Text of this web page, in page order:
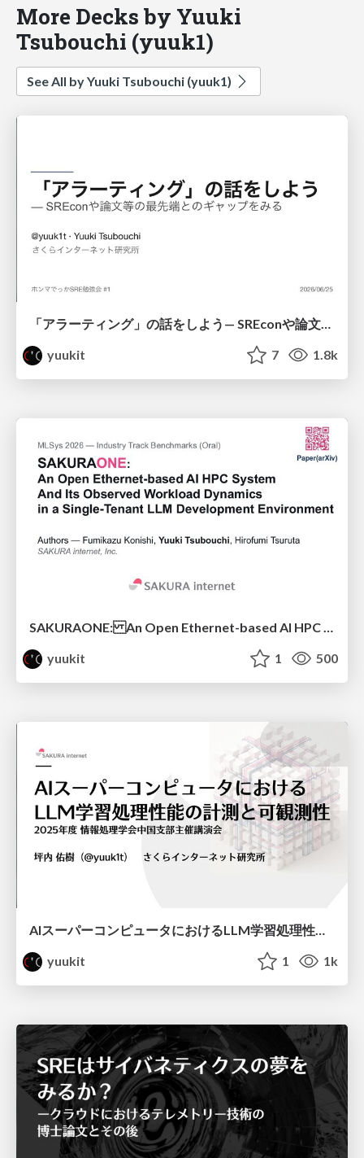
More Decks by Yuuki
Tsubouchi (yuuk1)
See All by Yuuki Tsubouchi (yuuk1)
「アラーティング」の話をしよう— SREconや論文等の最先端とのギャップをみる
yuukit
7 1.8k
yuukit
1 500
AIスーパーコンピュータにおけるLLM学習処理性能の計測と可観測性 / AI Supercomputer LLM Benchmarking and Observability
yuukit
1 1k